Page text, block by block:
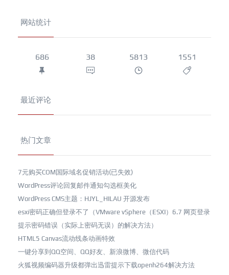
网站统计
686 38 5813 1551
最近评论
热门文章
7元购买COM国际域名促销活动(已失效)
WordPress评论回复邮件通知勾选框美化
WordPress CMS主题：HJYL_HILAU 开源发布
esxi密码正确但登录不了（VMware vSphere（ESXI）6.7 网页登录
提示密码错误（实际上密码无误）的解决方法）
HTML5 Canvas流动线条动画特效
一键分享到QQ空间、QQ好友、新浪微博、微信代码
火狐视频编码器升级都弹出迅雷提示下载openh264解决方法